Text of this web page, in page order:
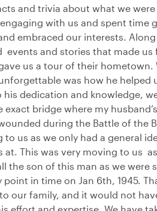
and trivia about what we were
with us and spent time
embraced our interests.
events and stories that made us
us a tour of their hometown.
was how he helped
his dedication and knowledge,
exact bridge where my
during the Battle of the
to us as we only had a general
at. This was very moving to us
the son of this man as we were
point in time on Jan 6th, 1945.
our family, and it would not